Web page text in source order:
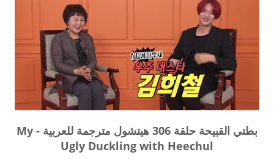
بطتي القبيحة حلقة 306 هيتشول مترجمة للعربية - My
Ugly Duckling with Heechul